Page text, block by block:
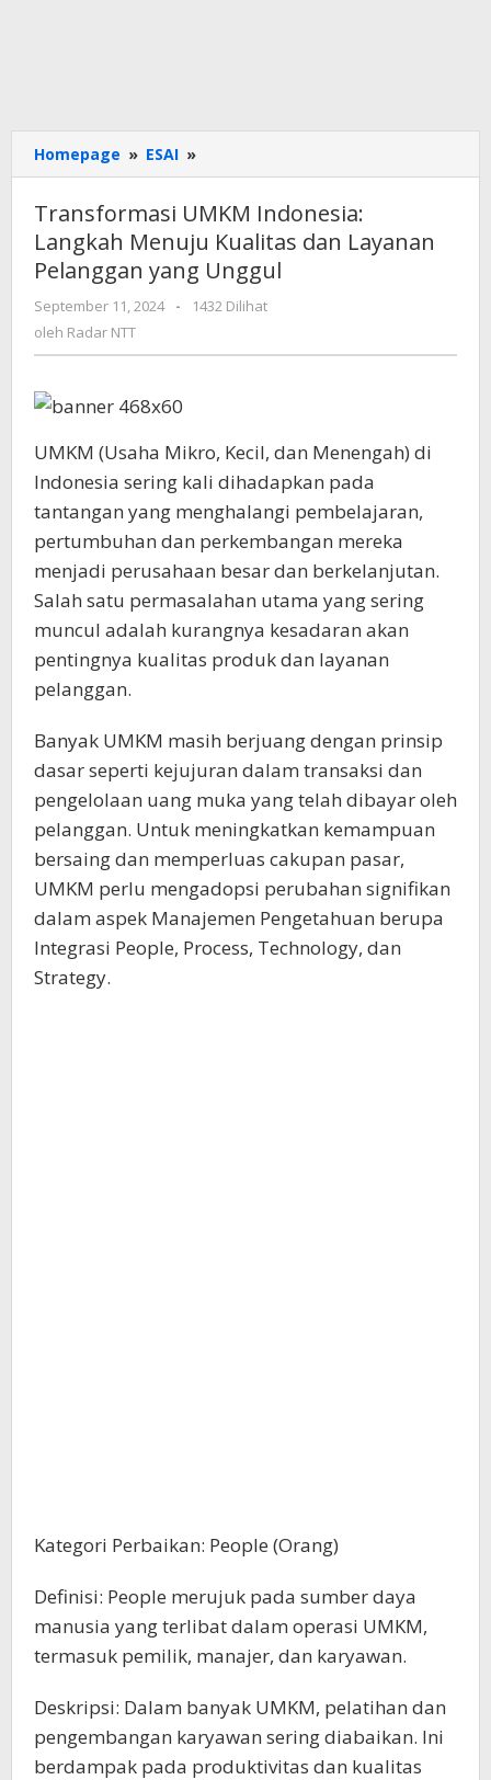
Homepage » ESAI »
UMKM
Langkah
Menuju
Kualitas
Layanan
yang
Transformasi UMKM Indonesia:
Langkah Menuju Kualitas dan Layanan
Pelanggan yang Unggul
September 11, 2024
oleh
-
1432 Dilihat
oleh Radar NTT
UMKM (Usaha Mikro, Kecil, dan Menengah) di
Indonesia sering kali dihadapkan pada
tantangan yang menghalangi pembelajaran,
pertumbuhan dan perkembangan mereka
menjadi perusahaan besar dan berkelanjutan.
Salah satu permasalahan utama yang sering
muncul adalah kurangnya kesadaran akan
pentingnya kualitas produk dan layanan
pelanggan.
Banyak UMKM masih berjuang dengan prinsip
dasar seperti kejujuran dalam transaksi dan
pengelolaan uang muka yang telah dibayar oleh
pelanggan. Untuk meningkatkan kemampuan
bersaing dan memperluas cakupan pasar,
UMKM perlu mengadopsi perubahan signifikan
dalam aspek Manajemen Pengetahuan berupa
Integrasi People, Process, Technology, dan
Strategy.
Kategori Perbaikan: People (Orang)
Definisi: People merujuk pada sumber daya
manusia yang terlibat dalam operasi UMKM,
termasuk pemilik, manajer, dan karyawan.
Deskripsi: Dalam banyak UMKM, pelatihan dan
pengembangan karyawan sering diabaikan. Ini
berdampak pada produktivitas dan kualitas